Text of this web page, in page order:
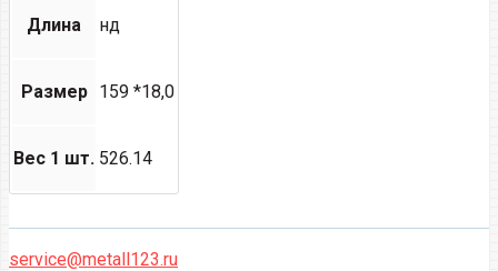
Длина нд
Размер 159 *18,0
Вес 1 шт. 526.14
service@metall123.ru